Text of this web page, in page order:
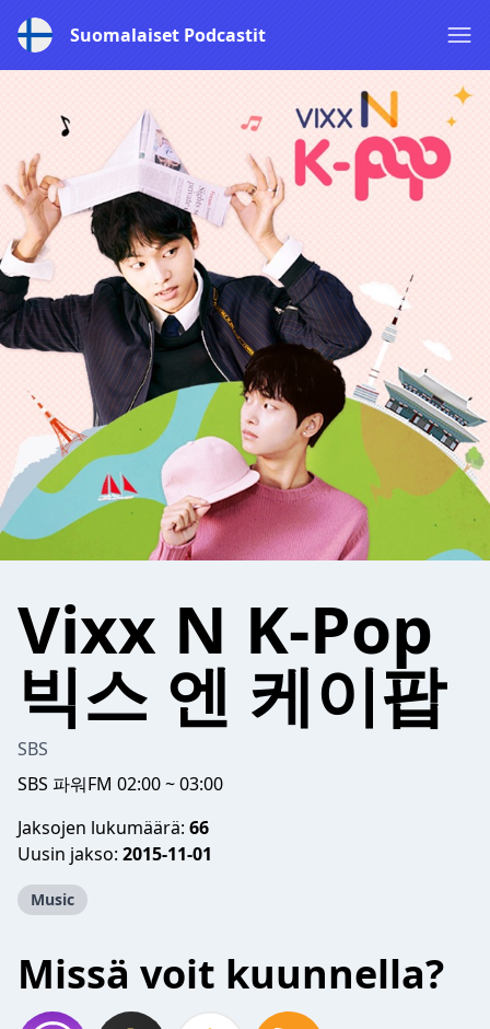
Suomalaiset Podcastit
Vixx N K-Pop
빅스 엔 케이팝
SBS
SBS 파워FM 02:00 ~ 03:00
Jaksojen lukumäärä: 66
Uusin jakso: 2015-11-01
Music
Missä voit kuunnella?